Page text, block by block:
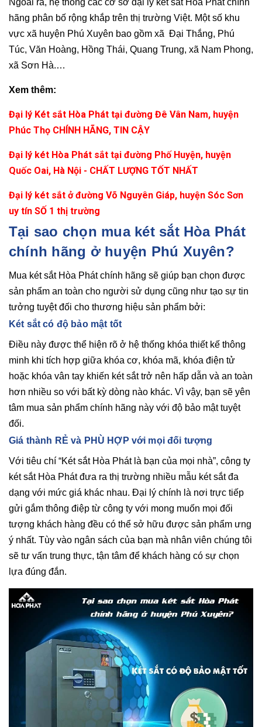
hãng phân bố rộng khắp trên thị trường Việt. Một số khu
vực xã huyện Phú Xuyên bao gồm xã Đại Thắng, Phú
Túc, Văn Hoàng, Hồng Thái, Quang Trung, xã Nam Phong,
xã Sơn Hà.…
Xem thêm:
Đại lý Két sắt Hòa Phát tại đường Đê Vân Nam, huyện
Phúc Thọ CHÍNH HÃNG, TIN CẬY
Đại lý két Hòa Phát sắt tại đường Phố Huyện, huyện
Quốc Oai, Hà Nội - CHẤT LƯỢNG TỐT NHẤT
Đại lý két sắt ở đường Võ Nguyên Giáp, huyện Sóc Sơn
uy tín SỐ 1 thị trường
Tại sao chọn mua két sắt Hòa Phát
chính hãng ở huyện Phú Xuyên?
Mua két sắt Hòa Phát chính hãng sẽ giúp bạn chọn được
sản phẩm an toàn cho người sử dụng cũng như tạo sự tin
tưởng tuyệt đối cho thương hiệu sản phẩm bởi:
Két sắt có độ bảo mật tốt
Điều này được thể hiện rõ ở hệ thống khóa thiết kế thông
minh khi tích hợp giữa khóa cơ, khóa mã, khóa điện tử
hoặc khóa vân tay khiến két sắt trở nên hấp dẫn và an toàn
hơn nhiều so với bất kỳ dòng nào khác. Vì vậy, bạn sẽ yên
tâm mua sản phẩm chính hãng này với độ bảo mật tuyệt
đối.
Giá thành RẺ và PHÙ HỢP với mọi đối tượng
Với tiêu chí “Két sắt Hòa Phát là bạn của mọi nhà”, công ty
két sắt Hòa Phát đưa ra thị trường nhiều mẫu két sắt đa
dạng với mức giá khác nhau. Đại lý chính là nơi trực tiếp
gửi gắm thông điệp từ công ty với mong muốn mọi đối
tượng khách hàng đều có thể sở hữu được sản phẩm ưng
ý nhất. Tùy vào ngân sách của bạn mà nhân viên chúng tôi
sẽ tư vấn trung thực, tận tâm để khách hàng có sự chọn
lựa đúng đắn.